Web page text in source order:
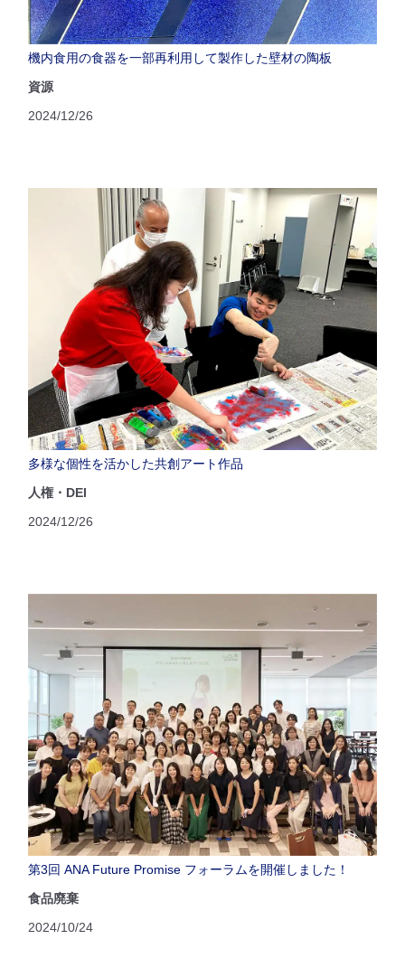
機内食用の食器を一部再利用して製作した壁材の陶板
資源
2024/12/26
多様な個性を活かした共創アート作品
人権・DEI
2024/12/26
第3回 ANA Future Promise フォーラムを開催しました！
食品廃棄
2024/10/24